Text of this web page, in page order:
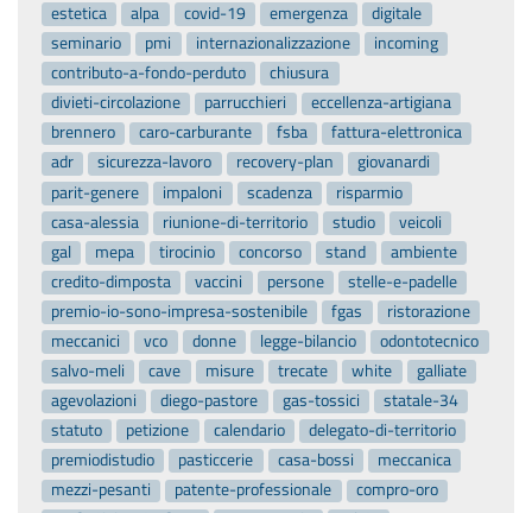
estetica
alpa covid-19 emergenza
digitale
seminario
pmi internazionalizzazione
incoming
contributo-a-fondo-perduto
chiusura
divieti-circolazione
parrucchieri
eccellenza-artigiana
brennero
caro-carburante fsba
fattura-elettronica
adr
sicurezza-lavoro recovery-plan
giovanardi
parit-genere
impaloni scadenza
risparmio
casa-alessia
riunione-di-territorio studio
veicoli
gal
mepa tirocinio concorso stand
ambiente
credito-dimposta
vaccini persone
stelle-e-padelle
premio-io-sono-impresa-sostenibile
fgas
ristorazione
meccanici
vco donne legge-bilancio
odontotecnico
salvo-meli
cave misure trecate white
galliate
agevolazioni
diego-pastore gas-tossici
statale-34
statuto
petizione calendario
delegato-di-territorio
premiodistudio
pasticcerie casa-bossi
meccanica
mezzi-pesanti
patente-professionale
compro-oro